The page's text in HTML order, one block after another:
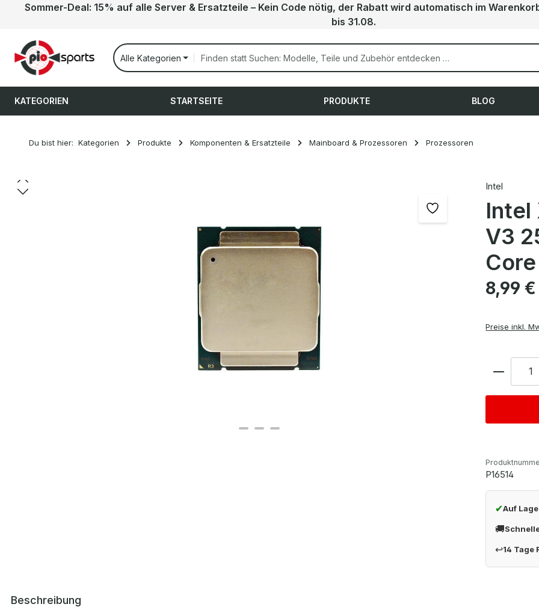
Hauptinhalt springen
Zur Suche springen
Zur Hauptnavigation springen
Sommer-Deal: 15% auf alle Server & Ersatzteile – Kein Code nötig, der Rabatt wird automatisch im
bis 31.08.
Alle Kategorien
KATEGORIEN STARTSEITE PRODUKTE BLOG
Du bist hier: Kategorien Produkte Komponenten & Ersatzteile Mainboard & Prozessoren Prozessoren
Bildergalerie überspringen Intel
Intel
V3
Regulärer
8,99 €
Preise inkl.
Anzahl
P16514
✔Auf
🚚
↩14 Tage
Beschreibung